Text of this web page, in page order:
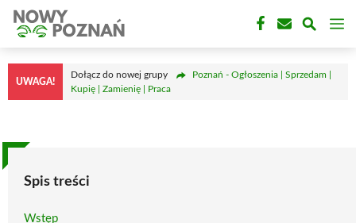
Przejdź
treści
UWAGA!
Dołącz do nowej grupy
Poznań - Ogłoszenia | Sprzedam |
Kupię | Zamienię | Praca
Spis treści
Wstęp